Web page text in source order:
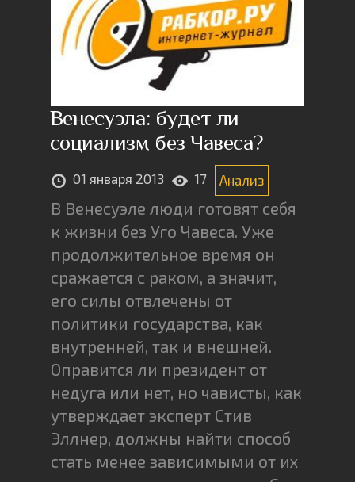
Венесуэла: будет ли
социализм без Чавеса?
01 января 2013 17 Анализ
В Венесуэле люди готовят себя
к жизни без Уго Чавеса. Уже
продолжительное время он
сражается с раком, а значит,
его силы отвлечены от
политики государства, как
внутренней, так и внешней.
Оправится ли президент от
недуга или нет, но чависты, как
утверждает эксперт Стив
Эллнер, должны найти способ
стать менее зависимыми от их